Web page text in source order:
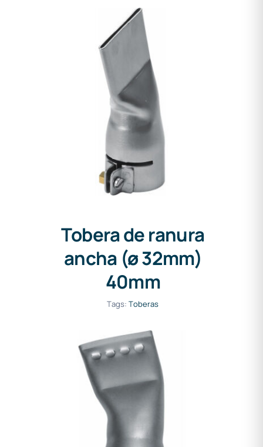
Tobera de ranura ancha (ø
32mm) 40mm
Tobera de ranura
ancha (ø 32mm)
40mm
Tags:Toberas
Tobera de ranura ancha (ø
32mm) 40mm perforado